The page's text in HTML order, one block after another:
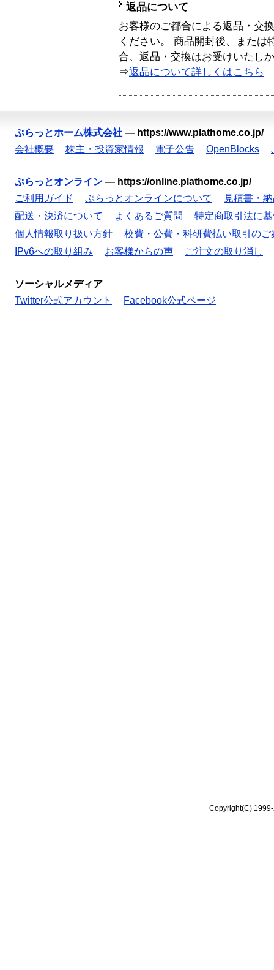
返品について
お客様のご都合による返品・交
ください。 商品開封後、または
合、返品・交換はお受けいたし
⇒返品について詳しくはこちら
ぷらっとホーム株式会社 — https://www.plathome.co.jp/
会社概要
株主・投資家情報 電子公告 OpenBlocks
ぷらっとオンライン — https://online.plathome.co.jp/
ご利用ガイド
ぷらっとオンラインについて
見積書・
配送・決済について
よくあるご質問
特定商取引法に
個人情報取り扱い方針
校費・公費・科研費払い取引のご
IPv6への取り組み
お客様からの声 ご注文の取り消し
ソーシャルメディア
Twitter公式アカウント
Facebook公式ページ
Copyright(C)